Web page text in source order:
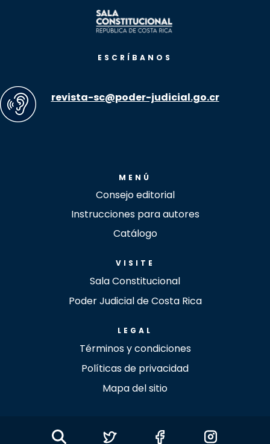
ESCRÍBANOS
revista-sc@poder-judicial.go.cr
MENÚ
Consejo editorial
Instrucciones para autores
Catálogo
VISITE
Sala Constitucional
Poder Judicial de Costa Rica
LEGAL
Términos y condiciones
Políticas de privacidad
Mapa del sitio